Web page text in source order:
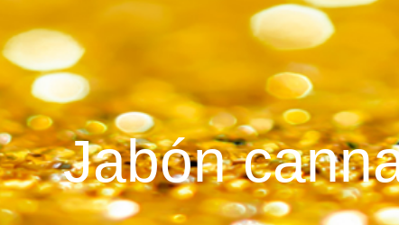
Jabón